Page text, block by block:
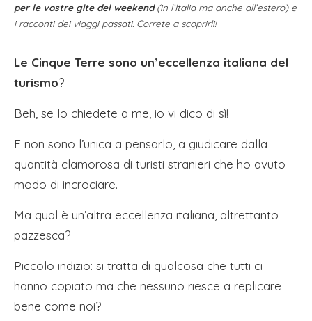
per le vostre gite del weekend(in l’Italia ma anche all’estero) e
i racconti dei viaggi passati. Correte a scoprirli!
Le Cinque Terre sono un’eccellenza italiana del
turismo?
Beh, se lo chiedete a me, io vi dico di sì!
E non sono l’unica a pensarlo, a giudicare dalla
quantità clamorosa di turisti stranieri che ho avuto
modo di incrociare.
Ma qual è un’altra eccellenza italiana, altrettanto
pazzesca?
Piccolo indizio: si tratta di qualcosa che tutti ci
hanno copiato ma che nessuno riesce a replicare
bene come noi?